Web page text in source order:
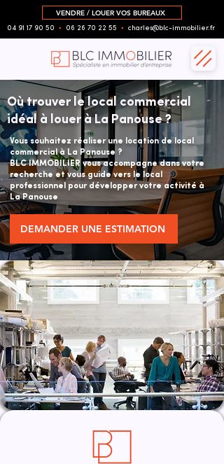
VENDRE / LOUER VOS BUREAUX
04 91 17 90 50 ▪︎ 06 26 70 22 55 ▪︎ charles@blc-immobilier.fr
Où trouver le local commercial
idéal à louer à La Panouse ?
Vous souhaitez réaliser une location de local
commercial à La Panouse ?
BLC IMMOBILIER vous accompagne dans votre
recherche et vous guide vers le local
professionnel pour développer votre activité à
La Panouse
DEMANDER UNE ESTIMATION